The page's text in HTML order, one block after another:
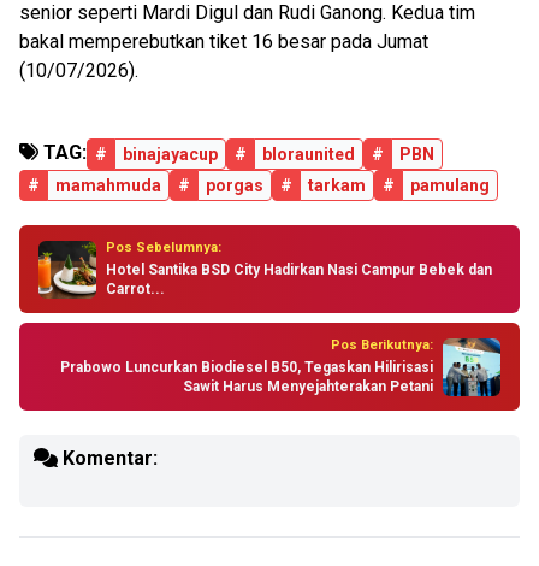
senior seperti Mardi Digul dan Rudi Ganong. Kedua tim
bakal memperebutkan tiket 16 besar pada Jumat
(10/07/2026).
TAG: # binajayacup # bloraunited #
PBN
#
mamahmuda # porgas # tarkam # pamulang
Pos Sebelumnya:
Hotel Santika BSD City Hadirkan Nasi Campur Bebek dan
Carrot...
Pos Berikutnya:
Prabowo Luncurkan Biodiesel B50, Tegaskan Hilirisasi
Sawit Harus Menyejahterakan Petani
Komentar: